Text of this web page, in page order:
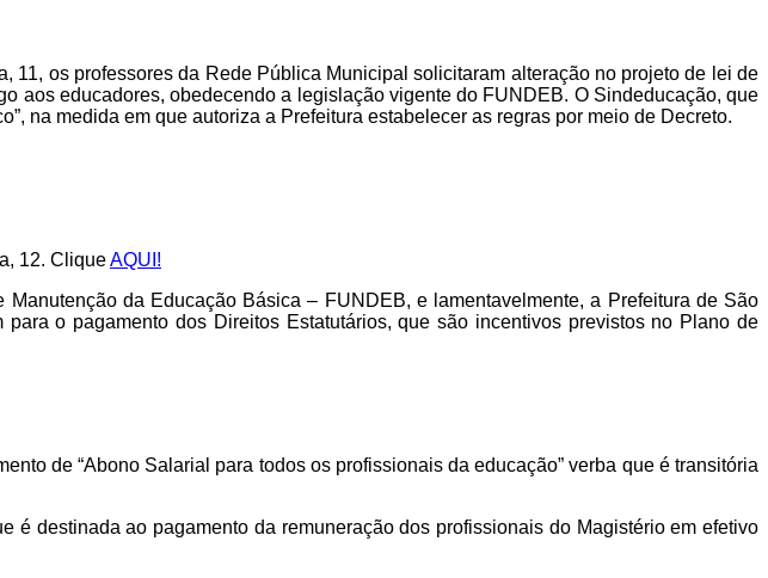
os professores da Rede Pública Municipal solicitaram alteração no projeto de lei de
aos educadores, obedecendo a legislação vigente do FUNDEB. O Sindeducação, que
na medida em que autoriza a Prefeitura estabelecer as regras por meio de Decreto.
12. CliqueAQUI!
da Educação Básica – FUNDEB, e lamentavelmente, a Prefeitura de São
o pagamento dos Direitos Estatutários, que são incentivos previstos no Plano de
de “Abono Salarial para todos os profissionais da educação” verba que é transitória
é destinada ao pagamento da remuneração dos profissionais do Magistério em efetivo